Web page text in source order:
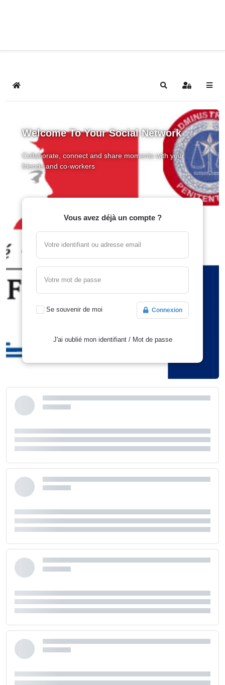
Home SearchSign In
Welcome To Your Social Network
Collaborate, connect and share moments with your
friends and co-workers
Vous avez déjà un compte ?
Votre identifiant ou adresse email
Votre mot de passe
Se souvenir de moi Connexion
J'ai oublié mon identifiant/ Mot de passe